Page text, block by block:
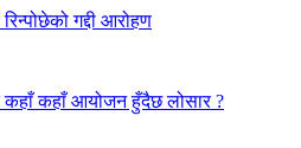
रिन्पोछेको गद्दी आरोहण
कहाँ कहाँ आयोजन हुँदैछ लोसार ?